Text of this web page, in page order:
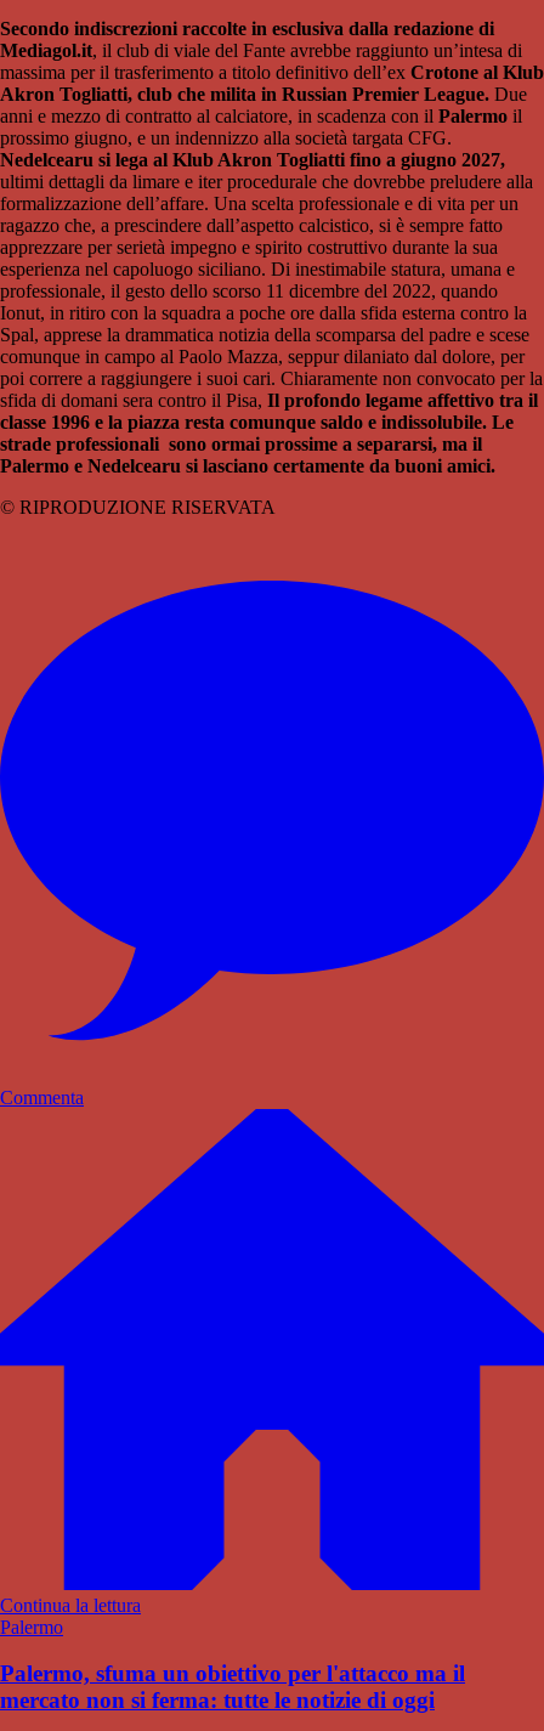
Secondo indiscrezioni raccolte in esclusiva dalla redazione di
Mediagol.it, il club di viale del Fante avrebbe raggiunto un’intesa di
massima per il trasferimento a titolo definitivo dell’ex Crotone al Klub
Akron Togliatti, club che milita in Russian Premier League. Due
anni e mezzo di contratto al calciatore, in scadenza con il Palermo il
prossimo giugno, e un indennizzo alla società targata CFG.
Nedelcearu si lega al Klub Akron Togliatti fino a giugno 2027,
ultimi dettagli da limare e iter procedurale che dovrebbe preludere alla
formalizzazione dell’affare. Una scelta professionale e di vita per un
ragazzo che, a prescindere dall’aspetto calcistico, si è sempre fatto
apprezzare per serietà impegno e spirito costruttivo durante la sua
esperienza nel capoluogo siciliano. Di inestimabile statura, umana e
professionale, il gesto dello scorso 11 dicembre del 2022, quando
Ionut, in ritiro con la squadra a poche ore dalla sfida esterna contro la
Spal, apprese la drammatica notizia della scomparsa del padre e scese
comunque in campo al Paolo Mazza, seppur dilaniato dal dolore, per
poi correre a raggiungere i suoi cari. Chiaramente non convocato per la
sfida di domani sera contro il Pisa, Il profondo legame affettivo tra il
classe 1996 e la piazza resta comunque saldo e indissolubile. Le
strade professionali sono ormai prossime a separarsi, ma il
Palermo e Nedelcearu si lasciano certamente da buoni amici.
© RIPRODUZIONE RISERVATA
Commenta
Continua la lettura
Palermo
Palermo, sfuma un obiettivo per l'attacco ma il
mercato non si ferma: tutte le notizie di oggi